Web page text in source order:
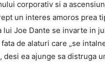
corporativ si a
un interes amoros prea
lui Joe Dante se invarte in
de alaturi care „se
ea ajunge sa distruga